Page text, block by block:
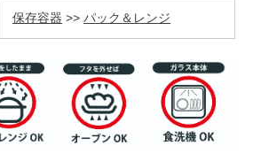
保存容器 >>パック＆レンジ